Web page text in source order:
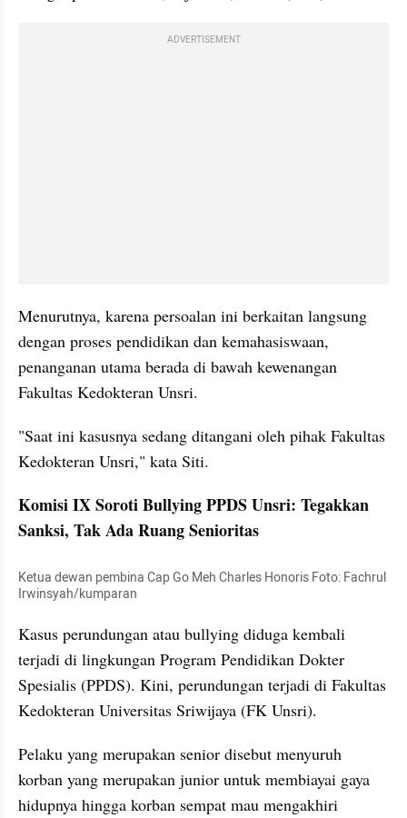
ADVERTISEMENT
Menurutnya, karena persoalan ini berkaitan langsung
dengan proses pendidikan dan kemahasiswaan,
penanganan utama berada di bawah kewenangan
Fakultas Kedokteran Unsri.
"Saat ini kasusnya sedang ditangani oleh pihak Fakultas
Kedokteran Unsri," kata Siti.
Komisi IX Soroti Bullying PPDS Unsri: Tegakkan
Sanksi, Tak Ada Ruang Senioritas
Ketua dewan pembina Cap Go Meh Charles Honoris Foto: Fachrul
Irwinsyah/kumparan
Kasus perundungan atau bullying diduga kembali
terjadi di lingkungan Program Pendidikan Dokter
Spesialis (PPDS). Kini, perundungan terjadi di Fakultas
Kedokteran Universitas Sriwijaya (FK Unsri).
Pelaku yang merupakan senior disebut menyuruh
korban yang merupakan junior untuk membiayai gaya
hidupnya hingga korban sempat mau mengakhiri